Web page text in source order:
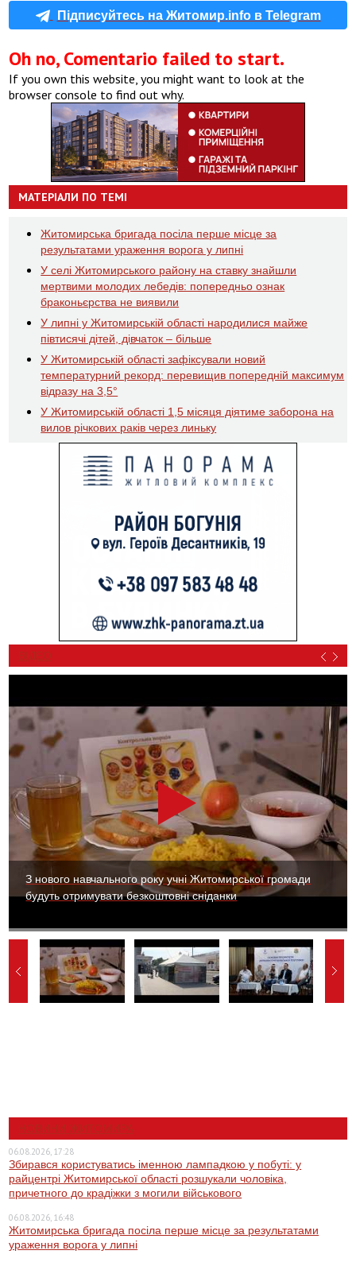
Підписуйтесь на Житомир.info в Telegram
Oh no, Comentario failed to start.
If you own this website, you might want to look at the
browser console to find out why.
МАТЕРІАЛИ ПО ТЕМІ
Житомирська бригада посіла перше місце за
результатами ураження ворога у липні
У селі Житомирського району на ставку знайшли
мертвими молодих лебедів: попередньо ознак
браконьєрства не виявили
У липні у Житомирській області народилися майже
півтисячі дітей, дівчаток – більше
У Житомирській області зафіксували новий
температурний рекорд: перевищив попередній максимум
відразу на 3,5°
У Житомирській області 1,5 місяця діятиме заборона на
вилов річкових раків через линьку
ВІДЕО
З нового навчального року учні Житомирської громади
будуть отримувати безкоштовні сніданки
НОВИНИ ЖИТОМИРА
06.08.2026, 17:28
Збирався користуватись іменною лампадкою у побуті: у
райцентрі Житомирської області розшукали чоловіка,
причетного до крадіжки з могили військового
06.08.2026, 16:48
Житомирська бригада посіла перше місце за результатами
ураження ворога у липні